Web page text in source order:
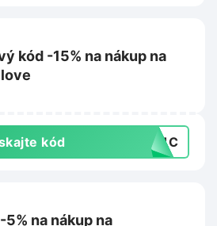
kód -15% na nákup na
kód PC1C
5% na nákup na